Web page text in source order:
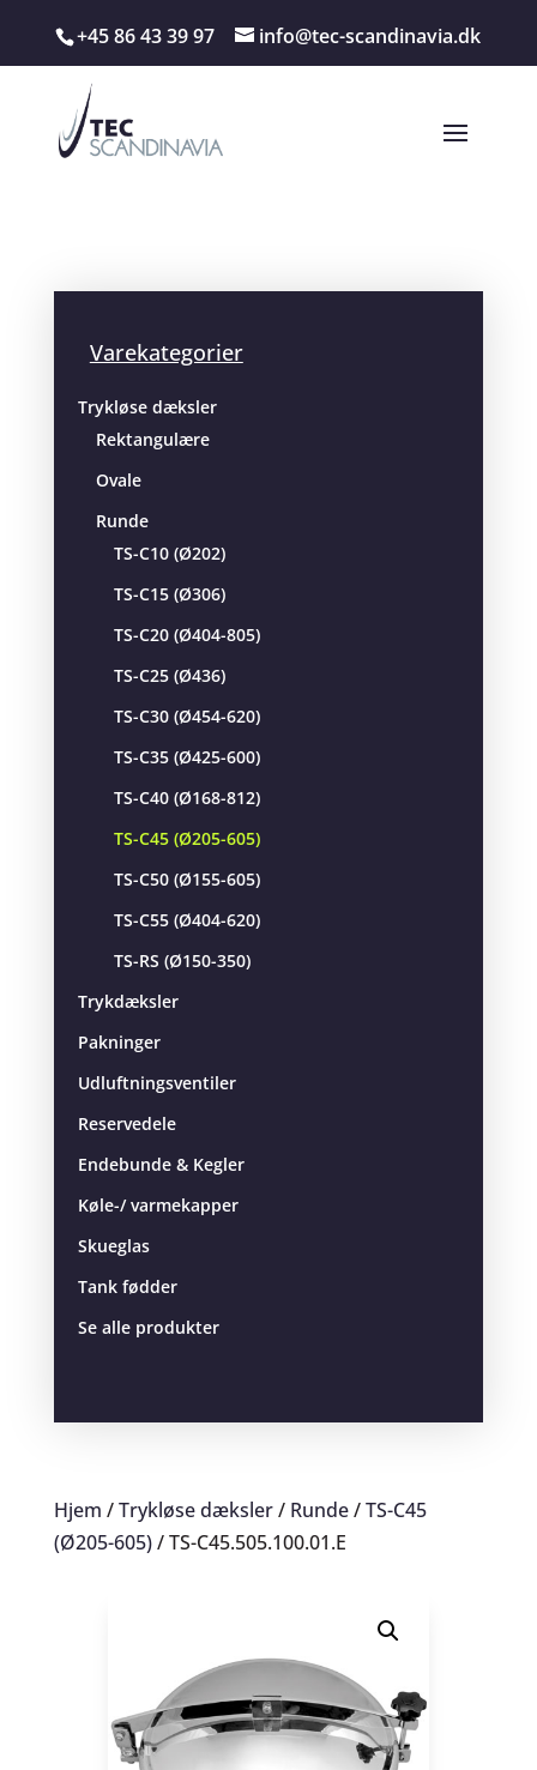
+45 86 43 39 97 info@tec-scandinavia.dk
Varekategorier
Trykløse dæksler
Rektangulære
Ovale
Runde
TS-C10 (Ø202)
TS-C15 (Ø306)
TS-C20 (Ø404-805)
TS-C25 (Ø436)
TS-C30 (Ø454-620)
TS-C35 (Ø425-600)
TS-C40 (Ø168-812)
TS-C45 (Ø205-605)
TS-C50 (Ø155-605)
TS-C55 (Ø404-620)
TS-RS (Ø150-350)
Trykdæksler
Pakninger
Udluftningsventiler
Reservedele
Endebunde & Kegler
Køle-/ varmekapper
Skueglas
Tank fødder
Se alle produkter
Hjem /Trykløse dæksler/ Runde/TS-C45
(Ø205-605)/ TS-C45.505.100.01.E